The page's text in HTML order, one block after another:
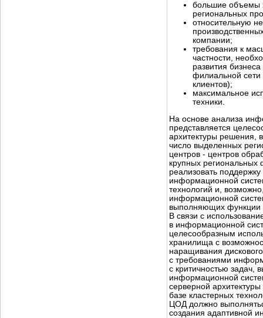
большие объемы
региональных
относительную
компании;
требования к
частности,
развития
филиальной сети
клиентов);
максимальное
техники.
На основе анализа
представляется
архитектуры решения,
число выделенных
центров - центров
крупных
реализовать
информационной
технологий и,
информационной
выполняющих функции
В связи с
в информационной
целесообразным
хранилища с
наращивания
с требованиями
с критичностью задач,
информационной
серверной
базе кластерных
ЦОД должно
создания адаптивной